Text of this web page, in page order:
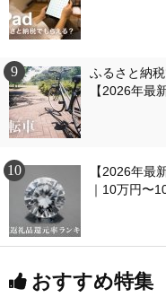
ふるさと納
【2026年最
【2026年最
｜10万円〜
おすすめ特集